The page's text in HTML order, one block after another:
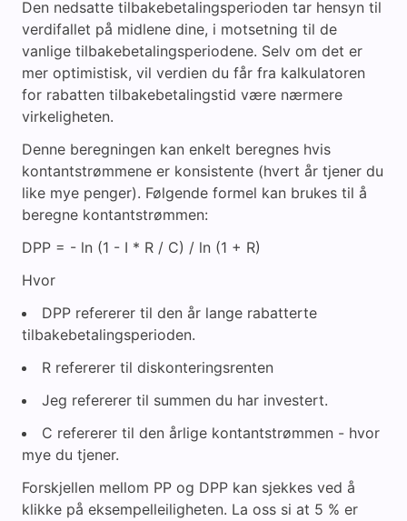
Den nedsatte tilbakebetalingsperioden tar hensyn til
verdifallet på midlene dine, i motsetning til de
vanlige tilbakebetalingsperiodene. Selv om det er
mer optimistisk, vil verdien du får fra kalkulatoren
for rabatten tilbakebetalingstid være nærmere
virkeligheten.
Denne beregningen kan enkelt beregnes hvis
kontantstrømmene er konsistente (hvert år tjener du
like mye penger). Følgende formel kan brukes til å
beregne kontantstrømmen:
DPP = - ln (1 - I * R / C) / ln (1 + R)
Hvor
DPP refererer til den år lange rabatterte
tilbakebetalingsperioden.
R refererer til diskonteringsrenten
Jeg refererer til summen du har investert.
C refererer til den årlige kontantstrømmen - hvor
mye du tjener.
Forskjellen mellom PP og DPP kan sjekkes ved å
klikke på eksempelleiligheten. La oss si at 5 % er